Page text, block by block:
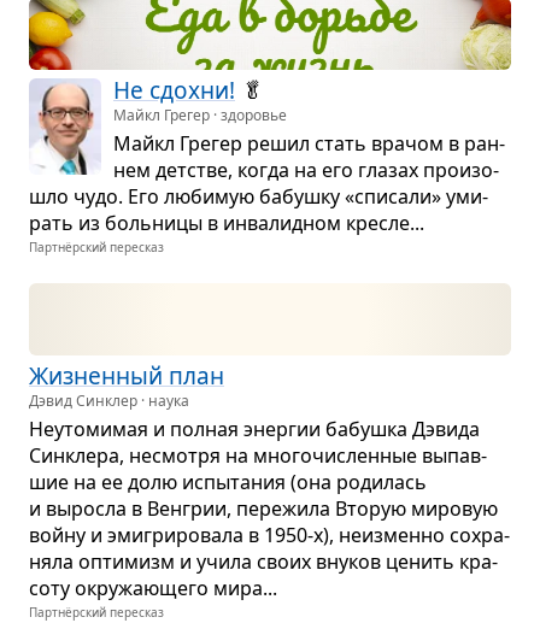
Не сдохни! 🥬
Майкл Грегер · здоровье
Майкл Гре­гер решил стать вра­чом в ран­
нем дет­стве, когда на его гла­зах про­изо­
шло чудо. Его люби­мую бабушку «спи­сали» уми­
рать из боль­ницы в инва­лид­ном кре­сле...
Партнёрский пересказ
Жиз­нен­ный план
Дэвид Синклер · наука
Неу­то­ми­мая и пол­ная энер­гии бабушка Дэвида
Син­клера, несмотря на мно­го­чис­лен­ные выпав­
шие на ее долю испы­та­ния (она роди­лась
и выросла в Вен­грии, пере­жила Вто­рую миро­вую
войну и эми­гри­ро­вала в 1950-х), неиз­менно сохра­
няла опти­мизм и учила своих вну­ков ценить кра­
соту окру­жа­ю­щего мира...
Партнёрский пересказ